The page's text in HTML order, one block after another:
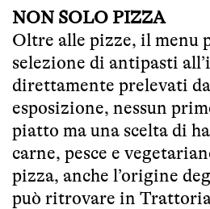
NON SOLO PIZZA
Oltre alle pizze, il menu
selezione di antipasti
direttamente prelevati
esposizione, nessun
piatto ma una scelta di
carne, pesce e
pizza, anche l’origine
può ritrovare in Trattoria